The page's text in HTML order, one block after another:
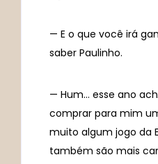
— E o que você irá
saber Paulinho.
— Hum… esse ano
comprar para mim
muito algum jogo da
também são mais